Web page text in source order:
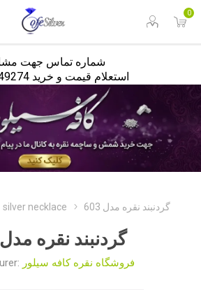
0
استعلام قیمت و خرید 09120149274
silver necklace گردنبند نقره مدل 603
گردنبند نقره مدل 603
فروشگاه نقره کافه سیلور